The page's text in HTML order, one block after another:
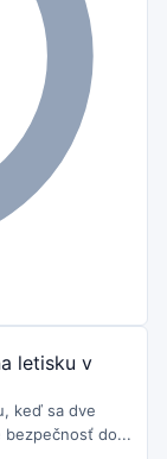
letisku v
keď sa dve
bezpečnosť do...